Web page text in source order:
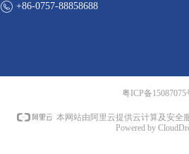
+86-0757-88858688
粤ICP备15087075
本网站由阿里云提供云计算及安全
Powered by